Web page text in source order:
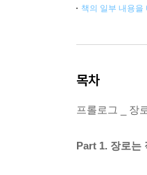
책의 일부 내용을
목차
프롤로그 _ 장
Part 1. 장로는